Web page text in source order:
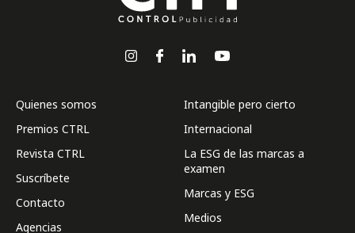
Quienes somos
Premios CTRL
Revista CTRL
Suscríbete
Contacto
Agencias
Intangible pero cierto
Internacional
La ESG de las marcas a
examen
Marcas y ESG
Medios